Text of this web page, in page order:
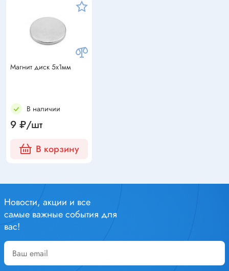
Магнит диск 5х1мм
В наличии
9 ₽/шт
В корзину
Новости, акции и все
самые важные события для
вас!